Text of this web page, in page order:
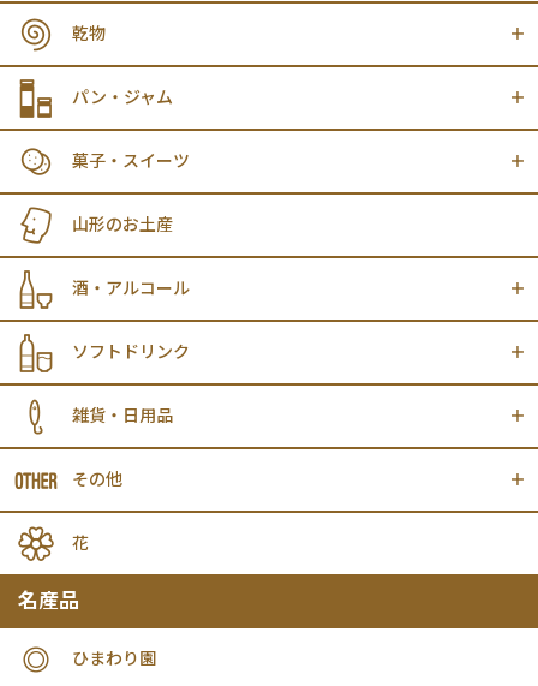
乾物
パン・ジャム
菓子・スイーツ
山形のお土産
酒・アルコール
ソフトドリンク
雑貨・日用品
その他
花
名産品
ひまわり園